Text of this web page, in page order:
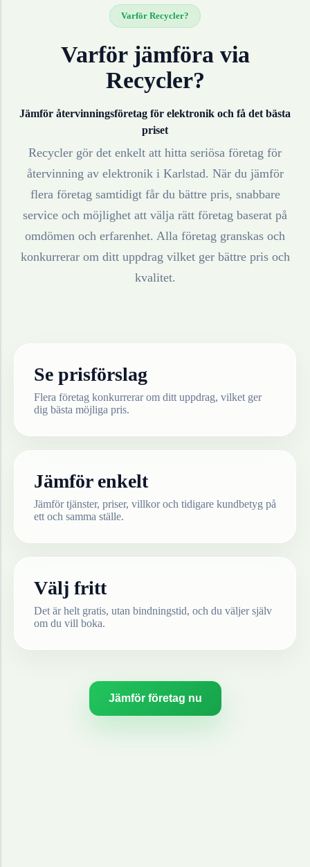
Varför Recycler?
Varför jämföra via
Recycler?
Jämför återvinningsföretag för elektronik och få det bästa
priset
Recycler gör det enkelt att hitta seriösa företag för
återvinning av elektroniki Karlstad. När du jämför
flera företag samtidigt får du bättre pris, snabbare
service och möjlighet att välja rätt företag baserat på
omdömen och erfarenhet. Alla företag granskas och
konkurrerar om ditt uppdrag vilket ger bättre pris och
kvalitet.
Se prisförslag
Flera företag konkurrerar om ditt uppdrag, vilket ger
dig bästa möjliga pris.
Jämför enkelt
Jämför tjänster, priser, villkor och tidigare kundbetyg på
ett och samma ställe.
Välj fritt
Det är helt gratis, utan bindningstid, och du väljer själv
om du vill boka.
Jämför företag nu